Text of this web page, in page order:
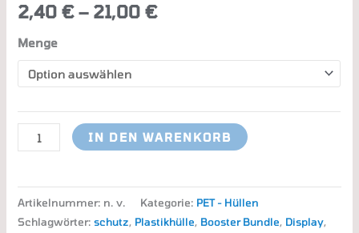
2,40 €– 21,00 €
Menge
IN DEN WARENKORB
Artikelnummer: n. v. Kategorie: PET - Hüllen
Schlagwörter:schutz, Plastikhülle, Booster Bundle, Display,